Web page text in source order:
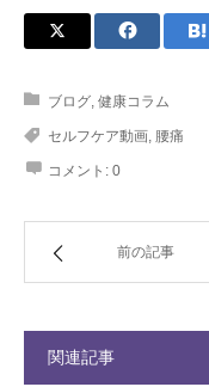
ブログ 健康コラム
セルフケア動画 腰痛
コメント: 0
前の記事
関連記事